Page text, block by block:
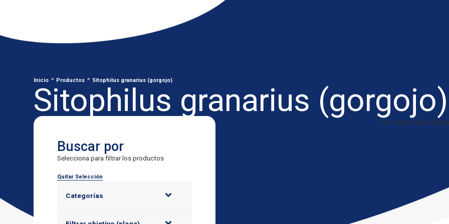
Inicio » Productos » Sitophilus granarius (gorgojo)
Sitophilus granarius (gorgojo)
Buscar por
Selecciona para filtrar los productos
Quitar Selección
Categorías
No data was